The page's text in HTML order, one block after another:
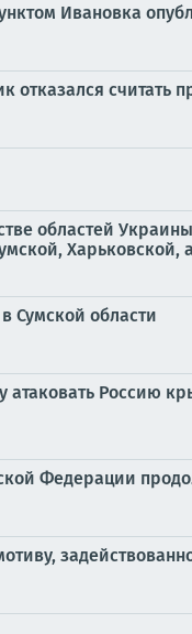
Ивановка
считать
областей
Харьковской,
Сумской области
Россию
Федерации